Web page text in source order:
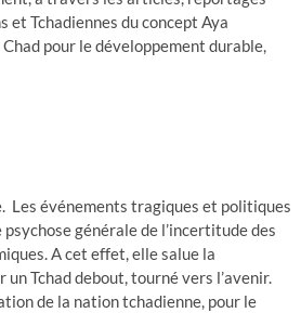
et Tchadiennes du concept Aya
pour le développement durable,
événements tragiques et politiques
générale de l’incertitude des
A cet effet, elle salue la
Tchad debout, tourné vers l’avenir.
de la nation tchadienne, pour le